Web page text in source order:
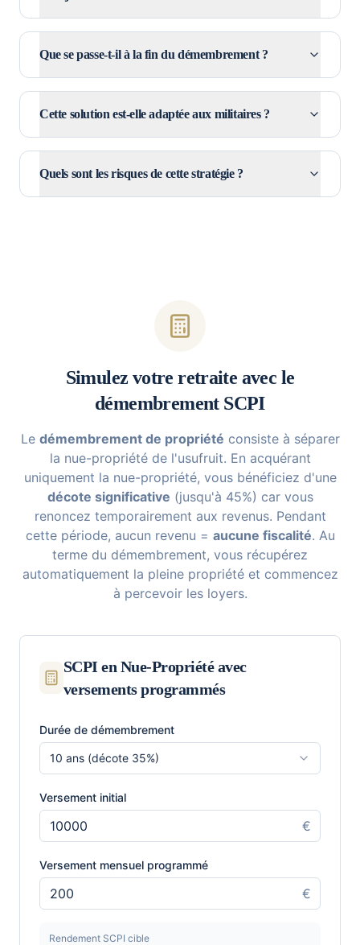
Que se passe-t-il à la fin du démembrement ?
Cette solution est-elle adaptée aux militaires ?
Quels sont les risques de cette stratégie ?
Simulez votre retraite avec le
démembrement SCPI
Le démembrement de propriété consiste à séparer
la nue-propriété de l'usufruit. En acquérant
uniquement la nue-propriété, vous bénéficiez d'une
décote significative (jusqu'à 45%) car vous
renoncez temporairement aux revenus. Pendant
cette période, aucun revenu = aucune fiscalité. Au
terme du démembrement, vous récupérez
automatiquement la pleine propriété et commencez
à percevoir les loyers.
SCPI en Nue-Propriété avec
versements programmés
Durée de démembrement
10 ans (décote 35%)
Versement initial
€
Versement mensuel programmé
€
Rendement SCPI cible